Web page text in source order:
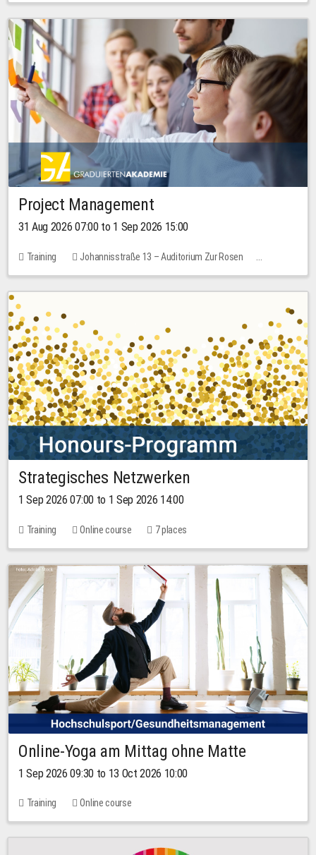
Project Management
31 Aug 2026 07:00 to 1 Sep 2026 15:00
Training
Johannisstraße 13 – Auditorium Zur Rosen
No free places
30.00 EUR
Strategisches Netzwerken
1 Sep 2026 07:00 to 1 Sep 2026 14:00
Training Online course 7 places
Online-Yoga am Mittag ohne Matte
1 Sep 2026 09:30 to 13 Oct 2026 10:00
Training Online course